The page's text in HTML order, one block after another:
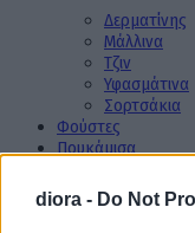
diora - Do Not
Δερματίνης
Μάλλινα
Τζιν
Υφασμάτινα
Σορτσάκια
Φούστες
Πουκάμισα
Διάφορες